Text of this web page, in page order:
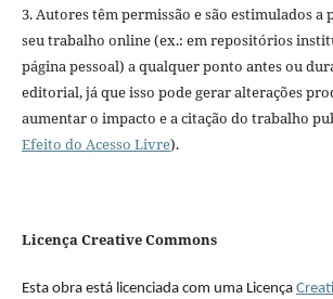
3. Autores têm permissão e são estimulados
seu trabalho online (ex.: em repositórios
página pessoal) a qualquer ponto antes ou
editorial, já que isso pode gerar alterações
aumentar o impacto e a citação do trabalho
Efeito do Acesso Livre).
Licença Creative Commons
Esta obra está licenciada com uma Licença